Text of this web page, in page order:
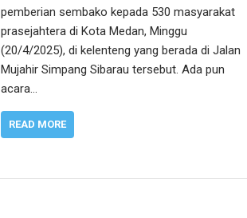
pemberian sembako kepada 530 masyarakat
prasejahtera di Kota Medan, Minggu
(20/4/2025), di kelenteng yang berada di Jalan
Mujahir Simpang Sibarau tersebut. Ada pun
acara…
READ MORE